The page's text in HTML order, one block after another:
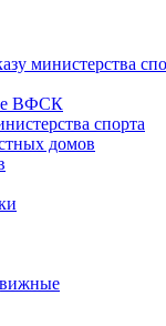
министерства
ВФСК
спорта
домов